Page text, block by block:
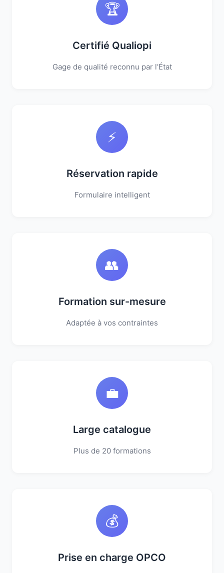
🏆
Certifié Qualiopi
Gage de qualité reconnu par l'État
⚡
Réservation rapide
Formulaire intelligent
👥
Formation sur-mesure
Adaptée à vos contraintes
💼
Large catalogue
Plus de 20 formations
💰
Prise en charge OPCO